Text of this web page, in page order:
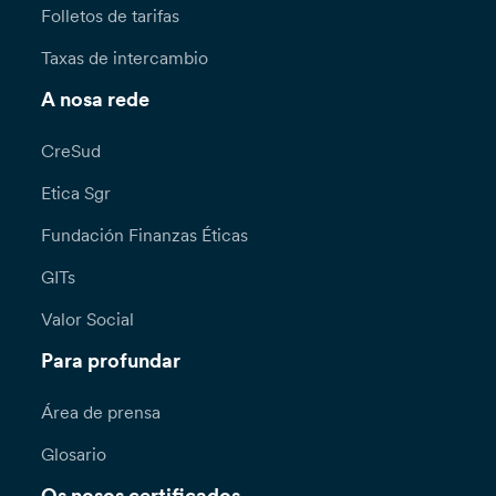
Folletos de tarifas
Taxas de intercambio
A nosa rede
CreSud
Etica Sgr
Fundación Finanzas Éticas
GITs
Valor Social
Para profundar
Área de prensa
Glosario